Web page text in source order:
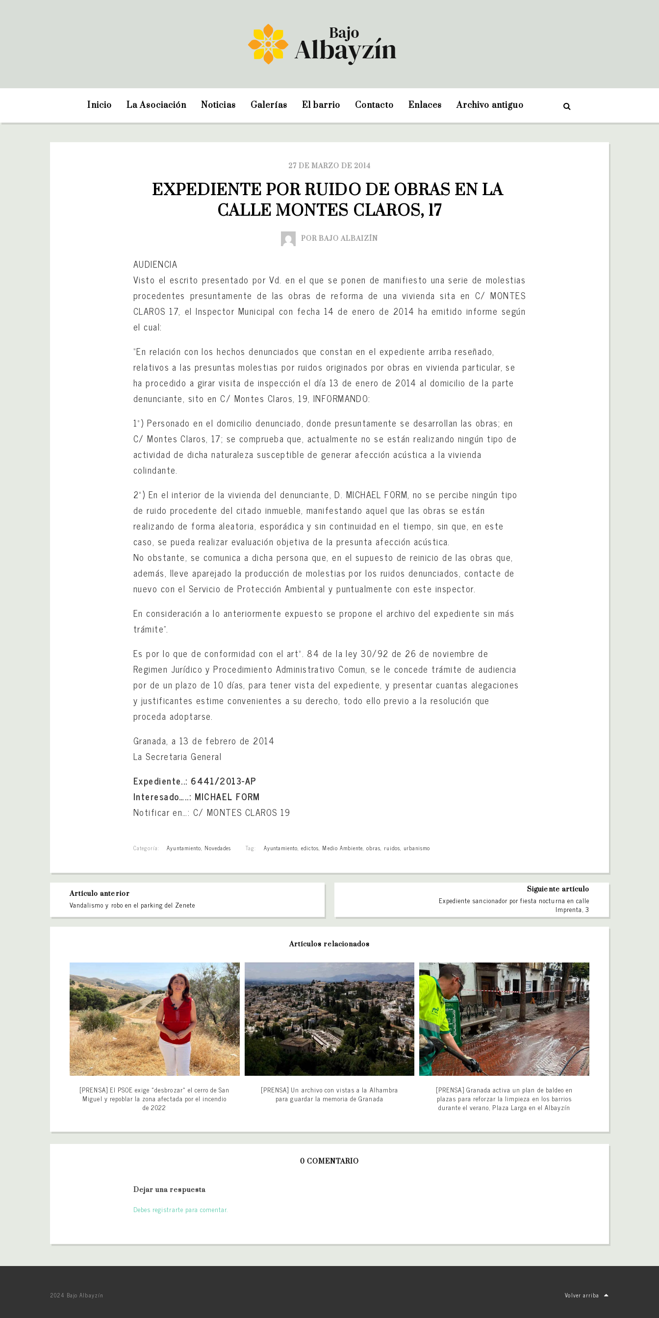
Inicio La Asociación Noticias Galerías El barrio Contacto Enlaces Archivo antiguo
27 DE MARZO DE 2014
EXPEDIENTE POR RUIDO DE OBRAS EN LA
CALLE MONTES CLAROS, 17
POR BAJO ALBAIZÍN
AUDIENCIA
Visto el escrito presentado por Vd. en el que se ponen de manifiesto una serie de molestias
procedentes presuntamente de las obras de reforma de una vivienda sita en C/ MONTES
CLAROS 17, el Inspector Municipal con fecha 14 de enero de 2014 ha emitido informe según
el cual:
“En relación con los hechos denunciados que constan en el expediente arriba reseñado,
relativos a las presuntas molestias por ruidos originados por obras en vivienda particular, se
ha procedido a girar visita de inspección el día 13 de enero de 2014 al domicilio de la parte
denunciante, sito en C/ Montes Claros, 19, INFORMANDO:
1º) Personado en el domicilio denunciado, donde presuntamente se desarrollan las obras; en
C/ Montes Claros, 17; se comprueba que, actualmente no se están realizando ningún tipo de
actividad de dicha naturaleza susceptible de generar afección acústica a la vivienda
colindante.
2º) En el interior de la vivienda del denunciante, D. MICHAEL FORM, no se percibe ningún tipo
de ruido procedente del citado inmueble, manifestando aquel que las obras se están
realizando de forma aleatoria, esporádica y sin continuidad en el tiempo, sin que, en este
caso, se pueda realizar evaluación objetiva de la presunta afección acústica.
No obstante, se comunica a dicha persona que, en el supuesto de reinicio de las obras que,
además, lleve aparejado la producción de molestias por los ruidos denunciados, contacte de
nuevo con el Servicio de Protección Ambiental y puntualmente con este inspector.
En consideración a lo anteriormente expuesto se propone el archivo del expediente sin más
trámite”.
Es por lo que de conformidad con el artº. 84 de la ley 30/92 de 26 de noviembre de
Regimen Jurídico y Procedimiento Administrativo Comun, se le concede trámite de audiencia
por de un plazo de 10 días, para tener vista del expediente, y presentar cuantas alegaciones
y justificantes estime convenientes a su derecho, todo ello previo a la resolución que
proceda adoptarse.
Granada, a 13 de febrero de 2014
La Secretaria General
Expediente..: 6441/2013-AP
Interesado…..: MICHAEL FORM
Notificar en…: C/ MONTES CLAROS 19
Categoría: Ayuntamiento, Novedades Tag: Ayuntamiento,edictos, Medio Ambiente,obras, ruidos, urbanismo
Artículo anterior
Vandalismo y robo en el parking del Zenete
Siguiente artículo
Expediente sancionador por fiesta nocturna en calle
Imprenta, 3
Artículos relacionados
[PRENSA] El PSOE exige «desbrozar» el cerro de San
Miguel y repoblar la zona afectada por el incendio
de 2022
[PRENSA] Un archivo con vistas a la Alhambra
para guardar la memoria de Granada
[PRENSA] Granada activa un plan de baldeo en
plazas para reforzar la limpieza en los barrios
durante el verano, Plaza Larga en el Albayzín
0 COMENTARIO
Dejar una respuesta
Debes registrarte para comentar.
2024 Bajo Albayzín Volver arriba